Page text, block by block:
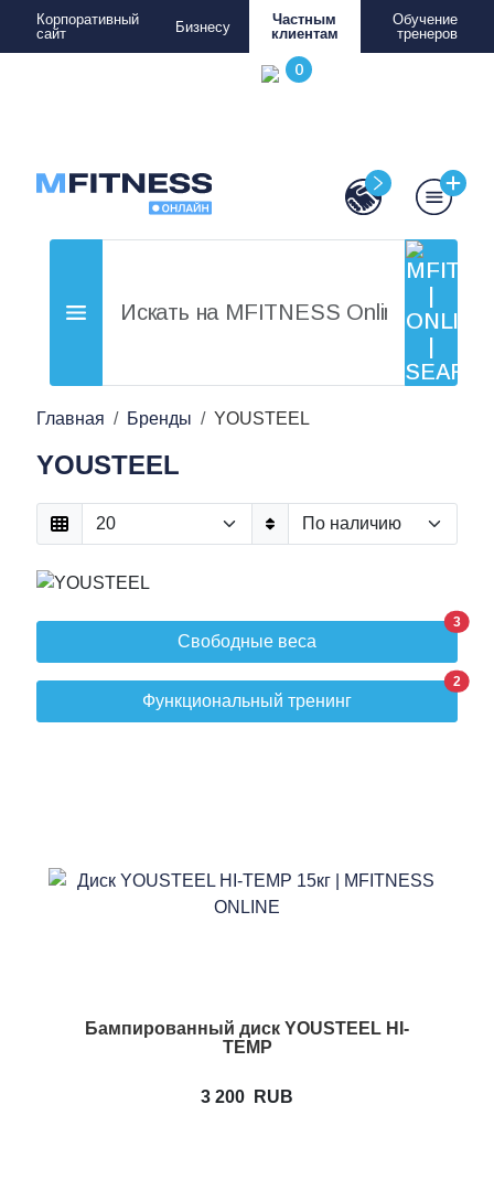
Корпоративный
сайт
Бизнесу
Частным
клиентам
Обучение
тренеров
Главная Бренды YOUSTEEL
YOUSTEEL
Свободные веса
3
Функциональный тренинг
2
Бампированный диск YOUSTEEL HI-
TEMP
3 200 RUB